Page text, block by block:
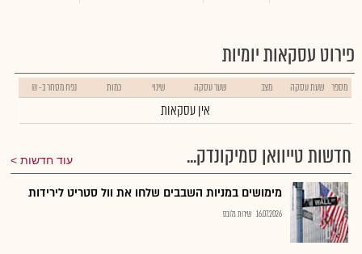
פירוט עסקאות יומיות
מספר שעת עסקה מצב שער עסקה שינוי כמות נפח מסחר ב- ₪
אין עסקאות
חדשות טייוואן סמיקונדק... עוד חדשות
מימושים במניות השבבים שלחו את וול סטריט לירידות
16.07.2026 שירות גלובס